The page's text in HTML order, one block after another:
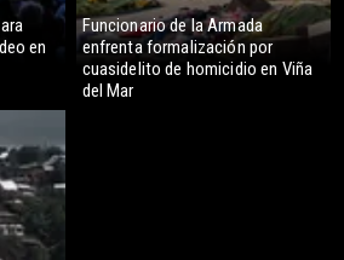
en
Funcionario de la Armada
enfrenta formalización por
cuasidelito de homicidio en Viña
del Mar